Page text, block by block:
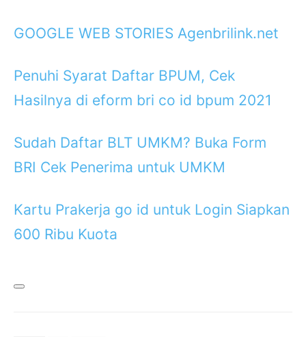
GOOGLE WEB STORIES Agenbrilink.net
Penuhi Syarat Daftar BPUM, Cek
Hasilnya di eform bri co id bpum 2021
Sudah Daftar BLT UMKM? Buka Form
BRI Cek Penerima untuk UMKM
Kartu Prakerja go id untuk Login Siapkan
600 Ribu Kuota